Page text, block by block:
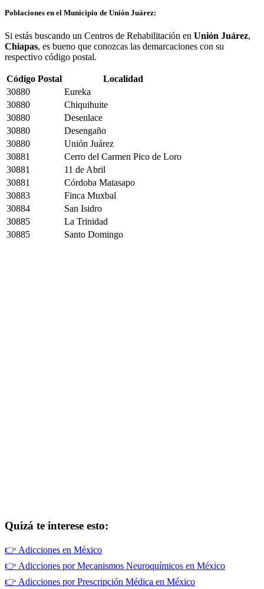
Poblaciones en el Municipio de Unión Juárez:
Si estás buscando un Centros de Rehabilitación en Unión Juárez,
Chiapas, es bueno que conozcas las demarcaciones con su
respectivo código postal.
Código Postal
Localidad
30880
Eureka
30880
Chiquihuite
30880
Desenlace
30880
Desengaño
30880
Unión Juárez
30881
Cerro del Carmen Pico de Loro
30881
11 de Abril
30881
Córdoba Matasapo
30883
Finca Muxbal
30884
San Isidro
30885
La Trinidad
30885
Santo Domingo
Quizá te interese esto:
👉 Adicciones en México
👉 Adicciones por Mecanismos Neuroquímicos en México
👉 Adicciones por Prescripción Médica en México